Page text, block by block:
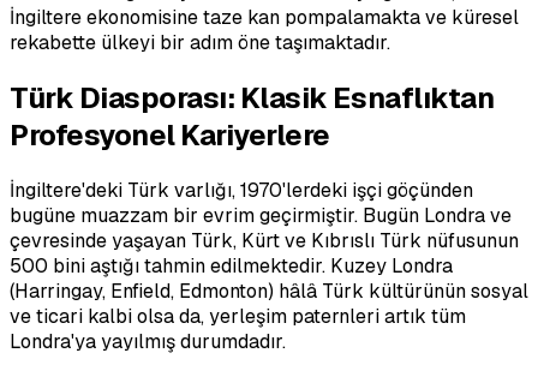
İngiltere ekonomisine taze kan pompalamakta ve küresel
rekabette ülkeyi bir adım öne taşımaktadır.
Türk Diasporası: Klasik Esnaflıktan
Profesyonel Kariyerlere
İngiltere'deki Türk varlığı, 1970'lerdeki işçi göçünden
bugüne muazzam bir evrim geçirmiştir. Bugün Londra ve
çevresinde yaşayan Türk, Kürt ve Kıbrıslı Türk nüfusunun
500 bini aştığı tahmin edilmektedir. Kuzey Londra
(Harringay, Enfield, Edmonton) hâlâ Türk kültürünün sosyal
ve ticari kalbi olsa da, yerleşim paternleri artık tüm
Londra'ya yayılmış durumdadır.